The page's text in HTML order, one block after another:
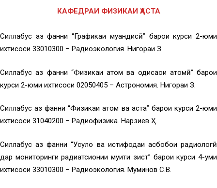
КАФЕДРАИ ФИЗИКАИ ҲАСТА
Силлабус аз фанни “Графикаи муҳандисӣ” барои курси 2-юми
ихтисоси 33010300 – Радиоэкология. Нигораи З.
Силлабус аз фанни “Физикаи атом ва ҳодисаҳои атомӣ” барои
курси 2-юми ихтисоси 02050405 – Астрономия. Нигораи З.
Силлабус аз фанни “Физикаи атом ва ҳаста” барои курси 2-юми
ихтисоси 31040200 – Радиофизика. Нарзиев Ҳ.
Силлабус аз фанни “Усулҳо ва истифодаи асбобҳои радиологӣ
дар мониторинги радиатсионии муҳити зист” барои курси 4-уми
ихтисоси 33010300 – Радиоэкология. Муминов С.В.